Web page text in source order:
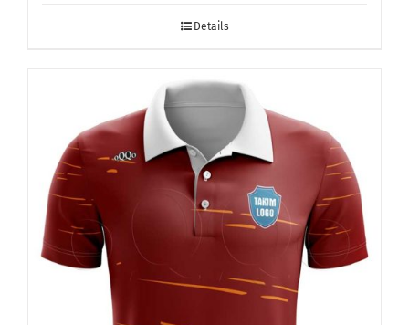
Details